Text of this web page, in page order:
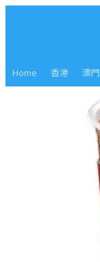
Home 香港 澳門